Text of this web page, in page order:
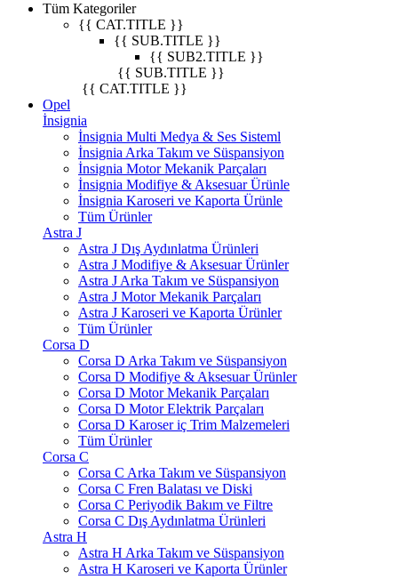
Tüm Kategoriler
{{ CAT.TITLE }}
{{ SUB.TITLE }}
{{ SUB2.TITLE }}
{{ SUB.TITLE }}
{{ CAT.TITLE }}
Opel
İnsignia
İnsignia Multi Medya & Ses Sisteml
İnsignia Arka Takım ve Süspansiyon
İnsignia Motor Mekanik Parçaları
İnsignia Modifiye & Aksesuar Ürünle
İnsignia Karoseri ve Kaporta Ürünle
Tüm Ürünler
Astra J
Astra J Dış Aydınlatma Ürünleri
Astra J Modifiye & Aksesuar Ürünler
Astra J Arka Takım ve Süspansiyon
Astra J Motor Mekanik Parçaları
Astra J Karoseri ve Kaporta Ürünler
Tüm Ürünler
Corsa D
Corsa D Arka Takım ve Süspansiyon
Corsa D Modifiye & Aksesuar Ürünler
Corsa D Motor Mekanik Parçaları
Corsa D Motor Elektrik Parçaları
Corsa D Karoser iç Trim Malzemeleri
Tüm Ürünler
Corsa C
Corsa C Arka Takım ve Süspansiyon
Corsa C Fren Balatası ve Diski
Corsa C Periyodik Bakım ve Filtre
Corsa C Dış Aydınlatma Ürünleri
Astra H
Astra H Arka Takım ve Süspansiyon
Astra H Karoseri ve Kaporta Ürünler